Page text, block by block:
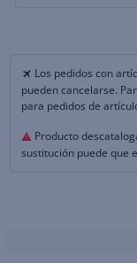
Los pedidos con
pueden cancelarse.
para pedidos de
Producto
sustitución puede que